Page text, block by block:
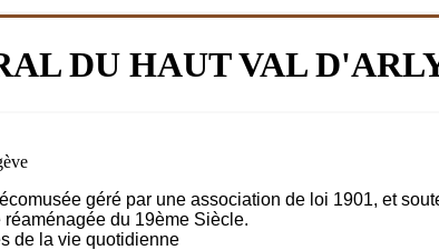
DU HAUT VAL
géré par une association de loi 1901, et
réaménagée du 19ème Siècle.
de la vie quotidienne